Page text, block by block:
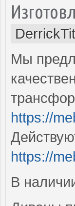
Мы
https://
https://
В